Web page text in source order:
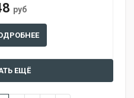
руб
ЕЩЁ